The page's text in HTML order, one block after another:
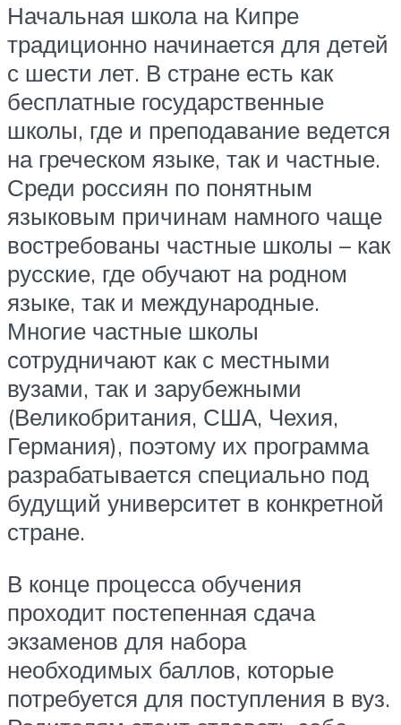
Начальная школа на Кипре
традиционно начинается для детей
с шести лет. В стране есть как
бесплатные государственные
школы, где и преподавание ведется
на греческом языке, так и частные.
Среди россиян по понятным
языковым причинам намного чаще
востребованы частные школы – как
русские, где обучают на родном
языке, так и международные.
Многие частные школы
сотрудничают как с местными
вузами, так и зарубежными
(Великобритания, США, Чехия,
Германия), поэтому их программа
разрабатывается специально под
будущий университет в конкретной
стране.
В конце процесса обучения
проходит постепенная сдача
экзаменов для набора
необходимых баллов, которые
потребуется для поступления в вуз.